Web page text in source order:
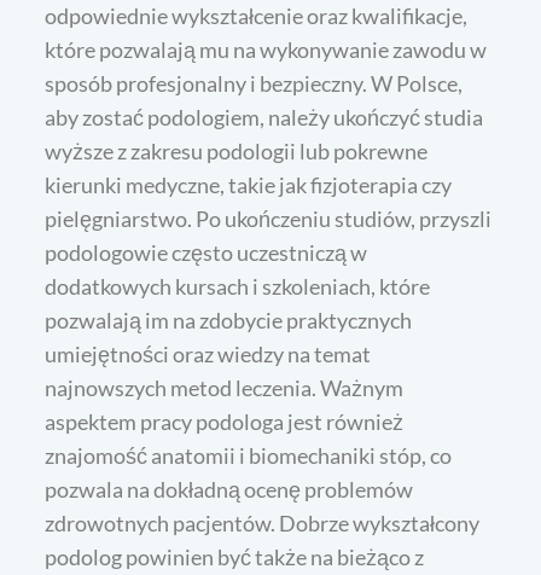
odpowiednie wykształcenie oraz kwalifikacje,
które pozwalają mu na wykonywanie zawodu w
sposób profesjonalny i bezpieczny. W Polsce,
aby zostać podologiem, należy ukończyć studia
wyższe z zakresu podologii lub pokrewne
kierunki medyczne, takie jak fizjoterapia czy
pielęgniarstwo. Po ukończeniu studiów, przyszli
podologowie często uczestniczą w
dodatkowych kursach i szkoleniach, które
pozwalają im na zdobycie praktycznych
umiejętności oraz wiedzy na temat
najnowszych metod leczenia. Ważnym
aspektem pracy podologa jest również
znajomość anatomii i biomechaniki stóp, co
pozwala na dokładną ocenę problemów
zdrowotnych pacjentów. Dobrze wykształcony
podolog powinien być także na bieżąco z